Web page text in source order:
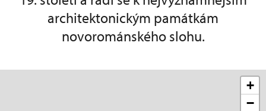
architektonickým památkám
novorománského slohu.
+
−